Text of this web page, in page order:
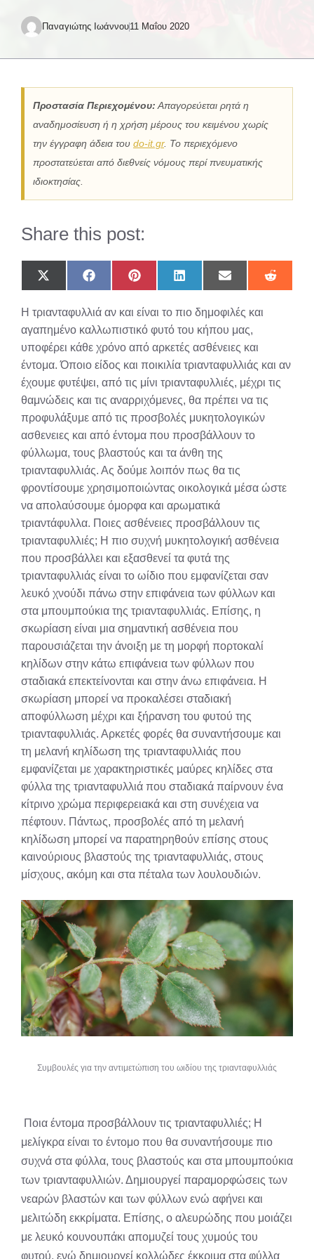
Παναγιώτης Ιωάννου11 Μαΐου 2020
Προστασία Περιεχομένου: Απαγορεύεται ρητά η
αναδημοσίευση ή η χρήση μέρους του κειμένου χωρίς
την έγγραφη άδεια του do-it.gr. Το περιεχόμενο
προστατεύεται από διεθνείς νόμους περί πνευματικής
ιδιοκτησίας.
Share this post:
Share
on
(Twitter)
Share
on
Share
on
Share
on
Share
on
Share
on
H τριανταφυλλιά αν και είναι το πιο δημοφιλές και
αγαπημένο καλλωπιστικό φυτό του κήπου μας,
υποφέρει κάθε χρόνο από αρκετές ασθένειες και
έντομα. Όποιο είδος και ποικιλία τριανταφυλλιάς και αν
έχουμε φυτέψει, από τις μίνι τριανταφυλλιές, μέχρι τις
θαμνώδεις και τις αναρριχόμενες, θα πρέπει να τις
προφυλάξυμε από τις προσβολές μυκητολογικών
ασθενειες και από έντομα που προσβάλλουν το
φύλλωμα, τους βλαστούς και τα άνθη της
τριανταφυλλιάς. Ας δούμε λοιπόν πως θα τις
φροντίσουμε χρησιμοποιώντας οικολογικά μέσα ώστε
να απολαύσουμε όμορφα και αρωματικά
τριαντάφυλλα. Ποιες ασθένειες προσβάλλουν τις
τριανταφυλλιές; H πιο συχνή μυκητολογική ασθένεια
που προσβάλλει και εξασθενεί τα φυτά της
τριανταφυλλιάς είναι το ωίδιο που εμφανίζεται σαν
λευκό χνούδι πάνω στην επιφάνεια των φύλλων και
στα μπουμπούκια της τριανταφυλλιάς. Επίσης, η
σκωρίαση είναι μια σημαντική ασθένεια που
παρουσιάζεται την άνοιξη με τη μορφή πορτοκαλί
κηλίδων στην κάτω επιφάνεια των φύλλων που
σταδιακά επεκτείνονται και στην άνω επιφάνεια. Η
σκωρίαση μπορεί να προκαλέσει σταδιακή
αποφύλλωση μέχρι και ξήρανση του φυτού της
τριανταφυλλιάς. Αρκετές φορές θα συναντήσουμε και
τη μελανή κηλίδωση της τριανταφυλλιάς που
εμφανίζεται με χαρακτηριστικές μαύρες κηλίδες στα
φύλλα της τριανταφυλλιά που σταδιακά παίρνουν ένα
κίτρινο χρώμα περιφερειακά και στη συνέχεια να
πέφτουν. Πάντως, προσβολές από τη μελανή
κηλίδωση μπορεί να παρατηρηθούν επίσης στους
καινούριους βλαστούς της τριανταφυλλιάς, στους
μίσχους, ακόμη και στα πέταλα των λουλουδιών.
Συμβουλές για την αντιμετώπιση του ωιδίου της τριανταφυλλιάς
Ποια έντομα προσβάλλουν τις τριανταφυλλιές; H
μελίγκρα είναι το έντομο που θα συναντήσουμε πιο
συχνά στα φύλλα, τους βλαστούς και στα μπουμπούκια
των τριανταφυλλιών. Δημιουργεί παραμορφώσεις των
νεαρών βλαστών και των φύλλων ενώ αφήνει και
μελιτώδη εκκρίματα. Επίσης, ο αλευρώδης που μοιάζει
με λευκό κουνουπάκι απομυζεί τους χυμούς του
φυτού, ενώ δημιουργεί κολλώδες έκκριμα στα φύλλα